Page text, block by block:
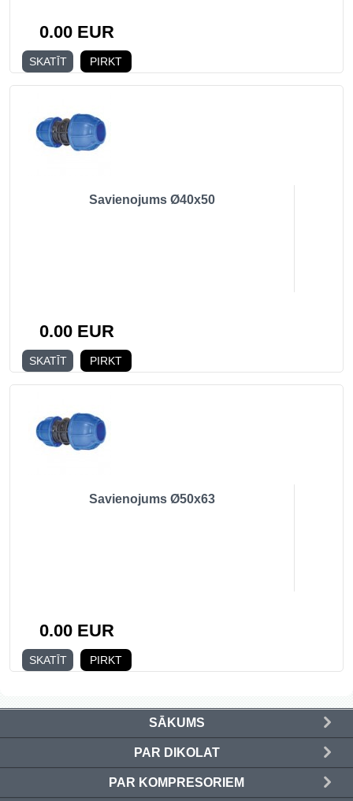
0.00 EUR
SKATĪT PIRKT
Savienojums Ø40x50
0.00 EUR
SKATĪT PIRKT
Savienojums Ø50x63
0.00 EUR
SKATĪT PIRKT
SĀKUMS
PAR DIKOLAT
PAR KOMPRESORIEM